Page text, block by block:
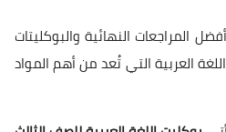
في البحث عن أفضل المراجعات النهائية والبوكليتات
العربية التي تُعد من أهم المواد